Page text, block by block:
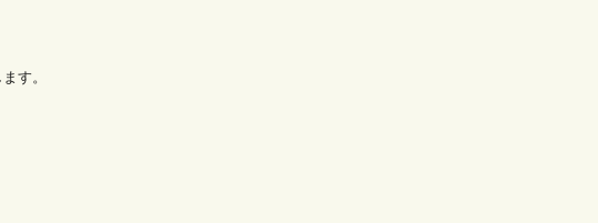
す。